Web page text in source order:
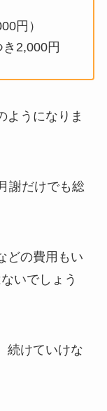
円）
き2,000円
ようになりま
謝だけでも総
どの費用もい
いでしょう
続けていけな